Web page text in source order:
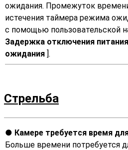
ожидания. Промежуток
истечения таймера режима
с помощью пользовательской
Задержка отключения питания
ожидания ].
Стрельба
Камере требуется время
Больше времени потребуется